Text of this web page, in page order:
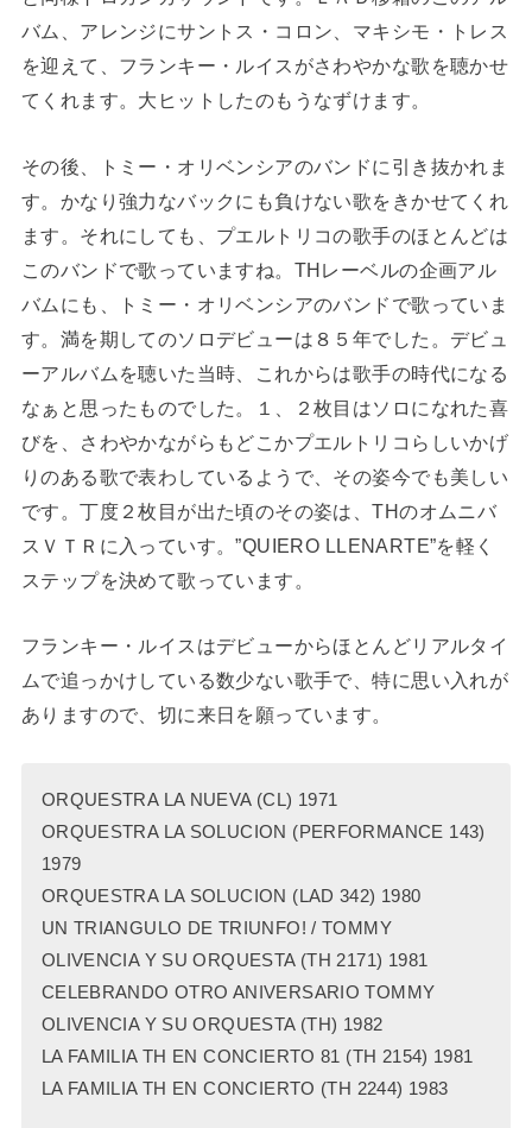
バム、アレンジにサントス・コロン、マキシモ・トレス
を迎えて、フランキー・ルイスがさわやかな歌を聴かせ
てくれます。大ヒットしたのもうなずけます。
その後、トミー・オリベンシアのバンドに引き抜かれま
す。かなり強力なバックにも負けない歌をきかせてくれ
ます。それにしても、プエルトリコの歌手のほとんどは
このバンドで歌っていますね。THレーベルの企画アル
バムにも、トミー・オリベンシアのバンドで歌っていま
す。満を期してのソロデビューは８５年でした。デビュ
ーアルバムを聴いた当時、これからは歌手の時代になる
なぁと思ったものでした。１、２枚目はソロになれた喜
びを、さわやかながらもどこかプエルトリコらしいかげ
りのある歌で表わしているようで、その姿今でも美しい
です。丁度２枚目が出た頃のその姿は、THのオムニバ
スＶＴＲに入っていす。”QUIERO LLENARTE”を軽く
ステップを決めて歌っています。
フランキー・ルイスはデビューからほとんどリアルタイ
ムで追っかけしている数少ない歌手で、特に思い入れが
ありますので、切に来日を願っています。
ORQUESTRA LA NUEVA (CL) 1971
ORQUESTRA LA SOLUCION (PERFORMANCE 143)
1979
ORQUESTRA LA SOLUCION (LAD 342) 1980
UN TRIANGULO DE TRIUNFO! / TOMMY
OLIVENCIA Y SU ORQUESTA (TH 2171) 1981
CELEBRANDO OTRO ANIVERSARIO TOMMY
OLIVENCIA Y SU ORQUESTA (TH) 1982
LA FAMILIA TH EN CONCIERTO 81 (TH 2154) 1981
LA FAMILIA TH EN CONCIERTO (TH 2244) 1983